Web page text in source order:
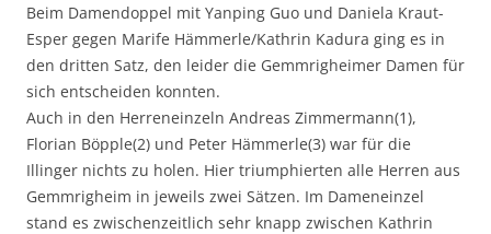
Beim Damendoppel mit Yanping Guo und Daniela Kraut-
Esper gegen Marife Hämmerle/Kathrin Kadura ging es in
den dritten Satz, den leider die Gemmrigheimer Damen für
sich entscheiden konnten.
Auch in den Herreneinzeln Andreas Zimmermann(1),
Florian Böpple(2) und Peter Hämmerle(3) war für die
Illinger nichts zu holen. Hier triumphierten alle Herren aus
Gemmrigheim in jeweils zwei Sätzen. Im Dameneinzel
stand es zwischenzeitlich sehr knapp zwischen Kathrin